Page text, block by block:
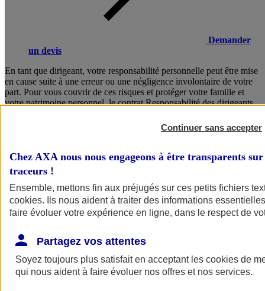
Demander
un devis
En tant que dirigeant, votre responsabilité personnelle peut être mise
en cause suite à une erreur ou une négligence involontaire de votre
part. Pour vous couvrir de ces risques et protéger votre famille et
votre patrimoine personnel, le contrat Responsabilité des dirigeants
solutions concrètes en cas de crise, ainsi que la prise en charge de
Consulter les documents d’informations
le document d'informations sur le produit
d'assurance responsabilité civile du dirigeant (CS)
Continuer sans accepter
Chez AXA nous nous engageons à être transparents
traceurs !
Ensemble, mettons fin aux préjugés sur ces petits fichiers
cookies. Ils nous aident à traiter des informations
faire évoluer votre expérience en ligne, dans le respect de
Partagez vos attentes
Soyez toujours plus satisfait en acceptant les cookies de
qui nous aident à faire évoluer nos offres et nos services.